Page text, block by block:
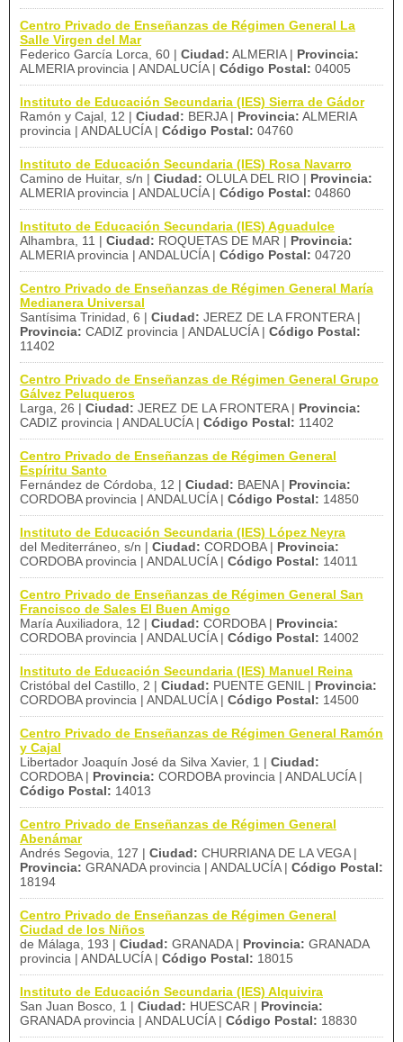
Centro Privado de Enseñanzas de Régimen General La
Salle Virgen del Mar
Federico García Lorca, 60 | Ciudad: ALMERIA | Provincia:
ALMERIA provincia | ANDALUCÍA | Código Postal: 04005
Instituto de Educación Secundaria (IES) Sierra de Gádor
Ramón y Cajal, 12 | Ciudad: BERJA | Provincia: ALMERIA
provincia | ANDALUCÍA | Código Postal: 04760
Instituto de Educación Secundaria (IES) Rosa Navarro
Camino de Huitar, s/n | Ciudad: OLULA DEL RIO | Provincia:
ALMERIA provincia | ANDALUCÍA | Código Postal: 04860
Instituto de Educación Secundaria (IES) Aguadulce
Alhambra, 11 | Ciudad: ROQUETAS DE MAR | Provincia:
ALMERIA provincia | ANDALUCÍA | Código Postal: 04720
Centro Privado de Enseñanzas de Régimen General María
Medianera Universal
Santísima Trinidad, 6 | Ciudad: JEREZ DE LA FRONTERA |
Provincia: CADIZ provincia | ANDALUCÍA | Código Postal:
11402
Centro Privado de Enseñanzas de Régimen General Grupo
Gálvez Peluqueros
Larga, 26 | Ciudad: JEREZ DE LA FRONTERA | Provincia:
CADIZ provincia | ANDALUCÍA | Código Postal: 11402
Centro Privado de Enseñanzas de Régimen General
Espíritu Santo
Fernández de Córdoba, 12 | Ciudad: BAENA | Provincia:
CORDOBA provincia | ANDALUCÍA | Código Postal: 14850
Instituto de Educación Secundaria (IES) López Neyra
del Mediterráneo, s/n | Ciudad: CORDOBA | Provincia:
CORDOBA provincia | ANDALUCÍA | Código Postal: 14011
Centro Privado de Enseñanzas de Régimen General San
Francisco de Sales El Buen Amigo
María Auxiliadora, 12 | Ciudad: CORDOBA | Provincia:
CORDOBA provincia | ANDALUCÍA | Código Postal: 14002
Instituto de Educación Secundaria (IES) Manuel Reina
Cristóbal del Castillo, 2 | Ciudad: PUENTE GENIL | Provincia:
CORDOBA provincia | ANDALUCÍA | Código Postal: 14500
Centro Privado de Enseñanzas de Régimen General Ramón
y Cajal
Libertador Joaquín José da Silva Xavier, 1 | Ciudad:
CORDOBA | Provincia: CORDOBA provincia | ANDALUCÍA |
Código Postal: 14013
Centro Privado de Enseñanzas de Régimen General
Abenámar
Andrés Segovia, 127 | Ciudad: CHURRIANA DE LA VEGA |
Provincia: GRANADA provincia | ANDALUCÍA | Código Postal:
18194
Centro Privado de Enseñanzas de Régimen General
Ciudad de los Niños
de Málaga, 193 | Ciudad: GRANADA | Provincia: GRANADA
provincia | ANDALUCÍA | Código Postal: 18015
Instituto de Educación Secundaria (IES) Alquivira
San Juan Bosco, 1 | Ciudad: HUESCAR | Provincia:
GRANADA provincia | ANDALUCÍA | Código Postal: 18830